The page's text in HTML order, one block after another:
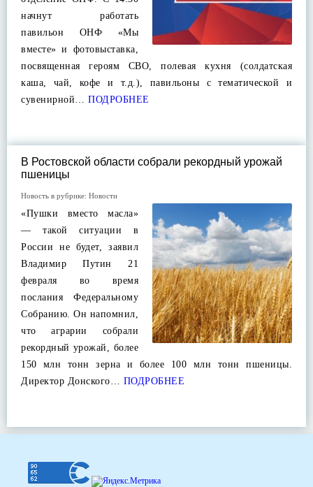
начнут работать
павильон ОНФ «Мы
вместе» и фотовыставка,
посвященная героям СВО, полевая кухня (солдатская
каша, чай, кофе и т.д.), павильоны с тематической и
сувенирной… ПОДРОБНЕЕ
В Ростовской области собрали рекордный урожай
пшеницы
Новость в рубрике: Новости
«Пушки вместо масла»
— такой ситуации в
России не будет, заявил
Владимир Путин 21
февраля во время
послания Федеральному
Собранию. Он напомнил,
что аграрии собрали
рекордный урожай, более
150 млн тонн зерна и более 100 млн тонн пшеницы.
Директор Донского… ПОДРОБНЕЕ